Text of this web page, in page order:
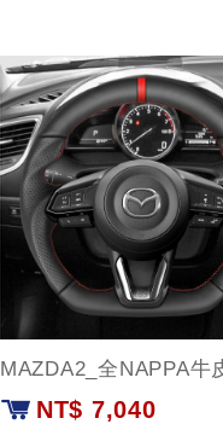
NT$ 7,040